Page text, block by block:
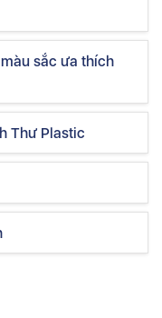
sắc ưa thích
Thư Plastic